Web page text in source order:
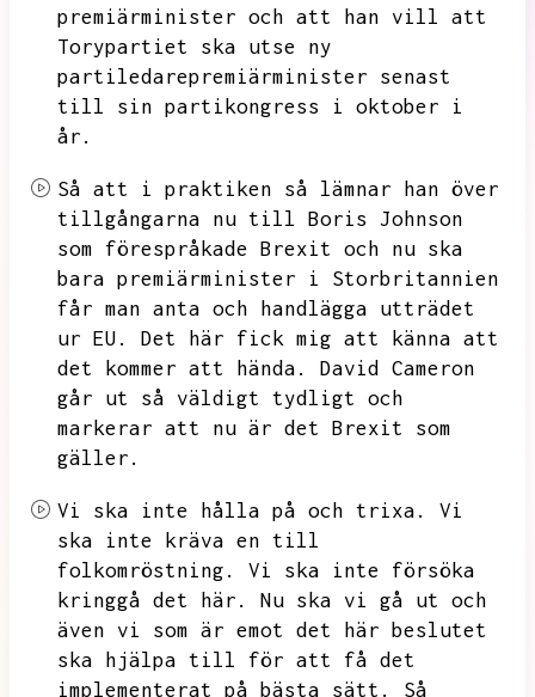
premiärminister och att han vill att
Torypartiet ska utse ny
partiledarepremiärminister senast
till sin partikongress i oktober i
år.
Så att i praktiken så lämnar han över
tillgångarna nu till Boris Johnson
som förespråkade Brexit och nu ska
bara premiärminister i Storbritannien
får man anta och handlägga utträdet
ur EU.
Det här fick mig att känna att
det kommer att hända.
David Cameron
går ut så väldigt tydligt och
markerar att nu är det Brexit som
gäller.
Vi ska inte hålla på och trixa.
Vi
ska inte kräva en till
folkomröstning.
Vi ska inte försöka
kringgå det här.
Nu ska vi gå ut och
även vi som är emot det här beslutet
ska hjälpa till för att få det
implementerat på bästa sätt.
Så